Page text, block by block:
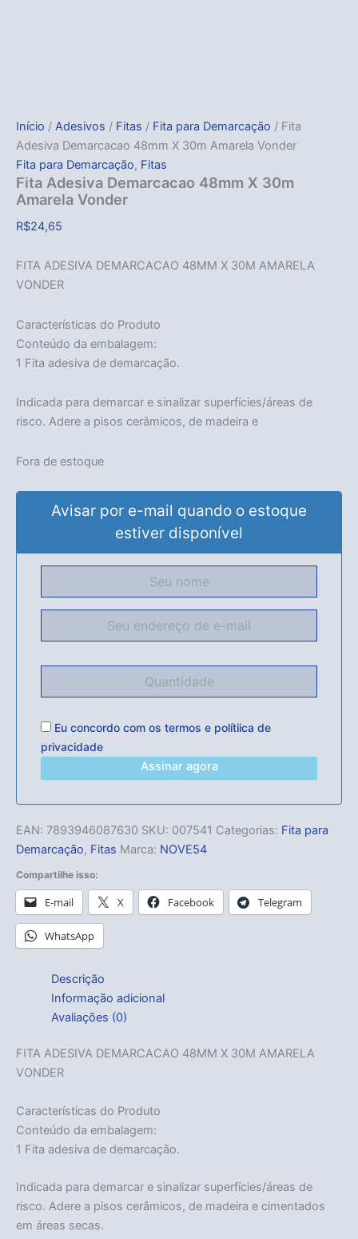
Início / Adesivos / Fitas / Fita para Demarcação / Fita
Adesiva Demarcacao 48mm X 30m Amarela Vonder
Fita para Demarcação, Fitas
Fita Adesiva Demarcacao 48mm X 30m
Amarela Vonder
R$24,65
FITA ADESIVA DEMARCACAO 48MM X 30M AMARELA
VONDER
Características do Produto
Conteúdo da embalagem:
1 Fita adesiva de demarcação.
Indicada para demarcar e sinalizar superfícies/áreas de
risco. Adere a pisos cerâmicos, de madeira e
Fora de estoque
Avisar por e-mail quando o estoque
estiver disponível
Eu concordo com os termos e polítiica de
privacidade
Assinar agora
EAN: 7893946087630 SKU: 007541 Categorias: Fita para
Demarcação, Fitas Marca: NOVE54
Compartilhe isso:
E-mail X Facebook Telegram
WhatsApp
Descrição
Informação adicional
Avaliações (0)
FITA ADESIVA DEMARCACAO 48MM X 30M AMARELA
VONDER
Características do Produto
Conteúdo da embalagem:
1 Fita adesiva de demarcação.
Indicada para demarcar e sinalizar superfícies/áreas de
risco. Adere a pisos cerâmicos, de madeira e cimentados
em áreas secas.